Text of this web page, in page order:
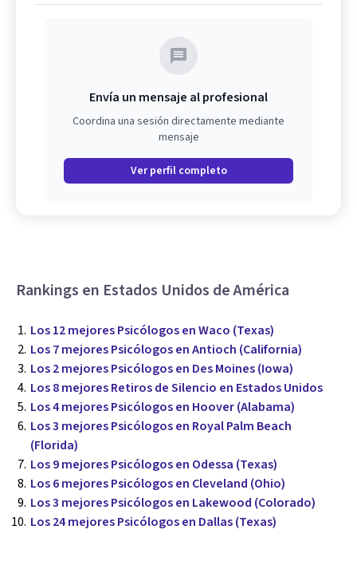
Envía un mensaje al profesional
Coordina una sesión directamente mediante
mensaje
Ver perfil completo
Rankings en Estados Unidos de América
Los 12 mejores Psicólogos en Waco (Texas)
Los 7 mejores Psicólogos en Antioch (California)
Los 2 mejores Psicólogos en Des Moines (Iowa)
Los 8 mejores Retiros de Silencio en Estados Unidos
Los 4 mejores Psicólogos en Hoover (Alabama)
Los 3 mejores Psicólogos en Royal Palm Beach
(Florida)
Los 9 mejores Psicólogos en Odessa (Texas)
Los 6 mejores Psicólogos en Cleveland (Ohio)
Los 3 mejores Psicólogos en Lakewood (Colorado)
Los 24 mejores Psicólogos en Dallas (Texas)